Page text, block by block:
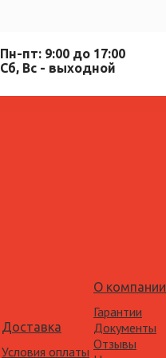
Пн-пт: 9:00 до 17:00
Cб, Вс - выходной
Доставка
Условия оплаты
О компании
Гарантии
Документы
Отзывы